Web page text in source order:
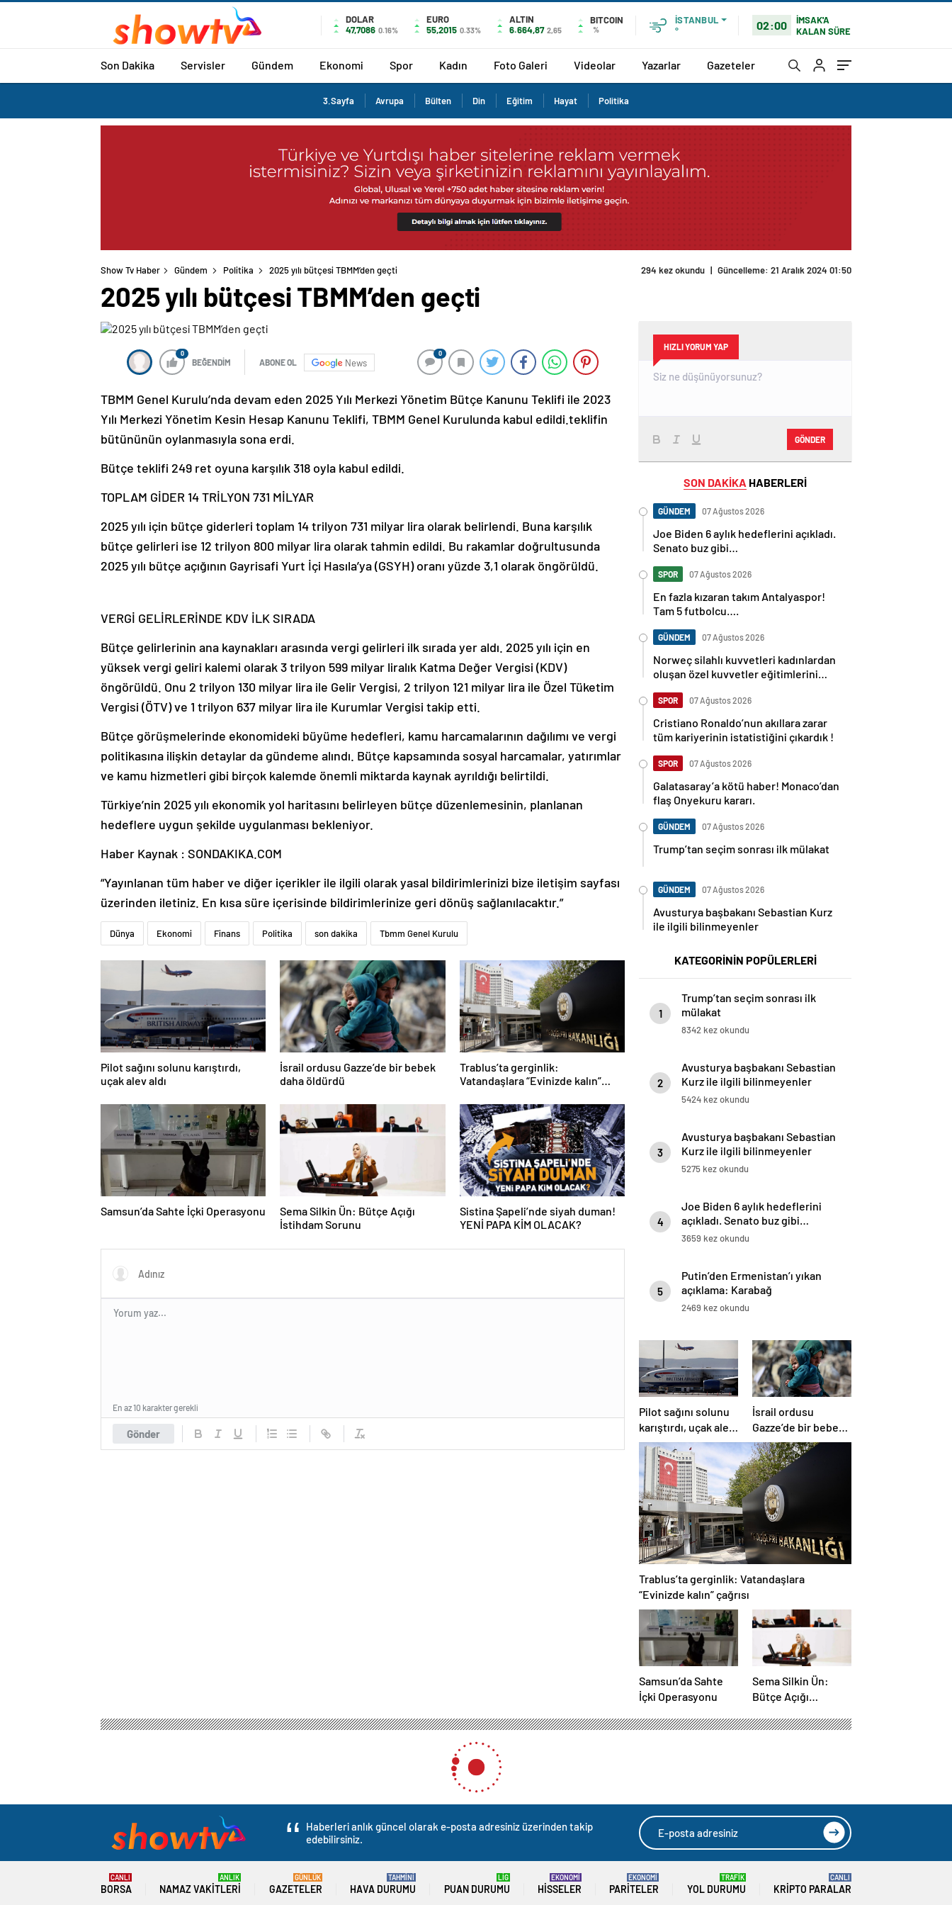
DOLAR
47,7086 0.16%
EURO
55,2015 0.33%
ALTIN
6.664,87 2,65
BITCOIN
%
İSTANBUL
°
02:00
İMSAK'A
KALAN SÜRE
Son Dakika Servisler Gündem Ekonomi Spor Kadın Foto Galeri Videolar Yazarlar Gazeteler
3.Sayfa Avrupa Bülten Din Eğitim Hayat Politika
Show Tv Haber Gündem Politika 2025 yılı bütçesi TBMM’den geçti 294 kez okundu | Güncelleme: 21 Aralık 2024 01:50
2025 yılı bütçesi TBMM’den geçti
0
BEĞENDİM ABONE OL News
0
TBMM Genel Kurulu’nda devam eden 2025 Yılı Merkezi Yönetim Bütçe Kanunu Teklifi ile 2023
Yılı Merkezi Yönetim Kesin Hesap Kanunu Teklifi, TBMM Genel Kurulunda kabul edildi.teklifin
bütününün oylanmasıyla sona erdi.
Bütçe teklifi 249 ret oyuna karşılık 318 oyla kabul edildi.
TOPLAM GİDER 14 TRİLYON 731 MİLYAR
2025 yılı için bütçe giderleri toplam 14 trilyon 731 milyar lira olarak belirlendi. Buna karşılık
bütçe gelirleri ise 12 trilyon 800 milyar lira olarak tahmin edildi. Bu rakamlar doğrultusunda
2025 yılı bütçe açığının Gayrisafi Yurt İçi Hasıla’ya (GSYH) oranı yüzde 3,1 olarak öngörüldü.
VERGİ GELİRLERİNDE KDV İLK SIRADA
Bütçe gelirlerinin ana kaynakları arasında vergi gelirleri ilk sırada yer aldı. 2025 yılı için en
yüksek vergi geliri kalemi olarak 3 trilyon 599 milyar liralık Katma Değer Vergisi (KDV)
öngörüldü. Onu 2 trilyon 130 milyar lira ile Gelir Vergisi, 2 trilyon 121 milyar lira ile Özel Tüketim
Vergisi (ÖTV) ve 1 trilyon 637 milyar lira ile Kurumlar Vergisi takip etti.
Bütçe görüşmelerinde ekonomideki büyüme hedefleri, kamu harcamalarının dağılımı ve vergi
politikasına ilişkin detaylar da gündeme alındı. Bütçe kapsamında sosyal harcamalar, yatırımlar
ve kamu hizmetleri gibi birçok kalemde önemli miktarda kaynak ayrıldığı belirtildi.
Türkiye’nin 2025 yılı ekonomik yol haritasını belirleyen bütçe düzenlemesinin, planlanan
hedeflere uygun şekilde uygulanması bekleniyor.
Haber Kaynak : SONDAKIKA.COM
“Yayınlanan tüm haber ve diğer içerikler ile ilgili olarak yasal bildirimlerinizi bize iletişim sayfası
üzerinden iletiniz. En kısa süre içerisinde bildirimlerinize geri dönüş sağlanılacaktır.”
Dünya Ekonomi Finans Politika son dakika Tbmm Genel Kurulu
Pilot sağını solunu karıştırdı,
uçak alev aldı
İsrail ordusu Gazze’de bir bebek
daha öldürdü
Trablus’ta gerginlik:
Vatandaşlara “Evinizde kalın”
Samsun’da Sahte İçki Operasyonu
Sema Silkin Ün: Bütçe Açığı
İstihdam Sorunu
Sistina Şapeli’nde siyah duman!
YENİ PAPA KİM OLACAK?
Gönder
En az 10 karakter gerekli
HIZLI YORUM YAP
GÖNDER
SON DAKİKA HABERLERİ
GÜNDEM 07 Ağustos 2026
Joe Biden 6 aylık hedeflerini açıkladı.
Senato buz gibi…
SPOR 07 Ağustos 2026
En fazla kızaran takım Antalyaspor!
Tam 5 futbolcu….
GÜNDEM 07 Ağustos 2026
Norweç silahlı kuvvetleri kadınlardan
oluşan özel kuvvetler eğitimlerini
SPOR 07 Ağustos 2026
Cristiano Ronaldo’nun akıllara zarar
tüm kariyerinin istatistiğini çıkardık !
SPOR 07 Ağustos 2026
Galatasaray’a kötü haber! Monaco’dan
flaş Onyekuru kararı.
GÜNDEM 07 Ağustos 2026
Trump’tan seçim sonrası ilk mülakat
GÜNDEM 07 Ağustos 2026
Avusturya başbakanı Sebastian Kurz
ile ilgili bilinmeyenler
KATEGORİNİN POPÜLERLERİ
1
Trump’tan seçim sonrası ilk
mülakat
8342 kez okundu
2
Avusturya başbakanı Sebastian
Kurz ile ilgili bilinmeyenler
5424 kez okundu
3
Avusturya başbakanı Sebastian
Kurz ile ilgili bilinmeyenler
5275 kez okundu
4
Joe Biden 6 aylık hedeflerini
açıkladı. Senato buz gibi…
3659 kez okundu
5
Putin’den Ermenistan’ı yıkan
açıklama: Karabağ
Azerbaycan’ın ayrılmaz bir
2469 kez okundu
Pilot sağını solunu
karıştırdı, uçak alev
aldı
İsrail ordusu
Gazze’de bir bebek
daha öldürdü
Trablus’ta gerginlik: Vatandaşlara
“Evinizde kalın” çağrısı
Samsun’da Sahte
İçki Operasyonu
Sema Silkin Ün:
Bütçe Açığı
Haberleri anlık güncel olarak e-posta adresiniz üzerinden takip
edebilirsiniz.
BORSA
CANLI
NAMAZ VAKITLERI
ANLIK
GAZETELER
GÜNLÜK
HAVA DURUMU
TAHMİNİ
PUAN DURUMU
LİG
HISSELER
EKONOMİ
PARITELER
EKONOMİ
YOL DURUMU
TRAFİK
KRIPTO PARALAR
CANLI